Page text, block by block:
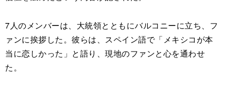
7人のメンバーは、大統領とともにバルコニーに立ち、フ
ァンに挨拶した。彼らは、スペイン語で「メキシコが本
当に恋しかった」と語り、現地のファンと心を通わせ
た。